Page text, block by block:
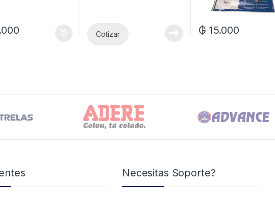
Cotizar ₲ 15.000
Necesitas Soporte?